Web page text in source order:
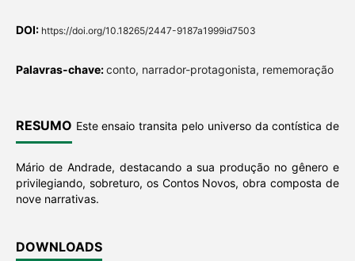
DOI: https://doi.org/10.18265/2447-9187a1999id7503
Palavras-chave:conto, narrador-protagonista, rememoração
RESUMO Este ensaio transita pelo universo da contística de
Mário de Andrade, destacando a sua produção no gênero e
privilegiando, sobreturo, os Contos Novos, obra composta de
nove narrativas.
DOWNLOADS